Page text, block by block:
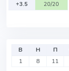
+3.5
20/20
В Н П
1
8 11